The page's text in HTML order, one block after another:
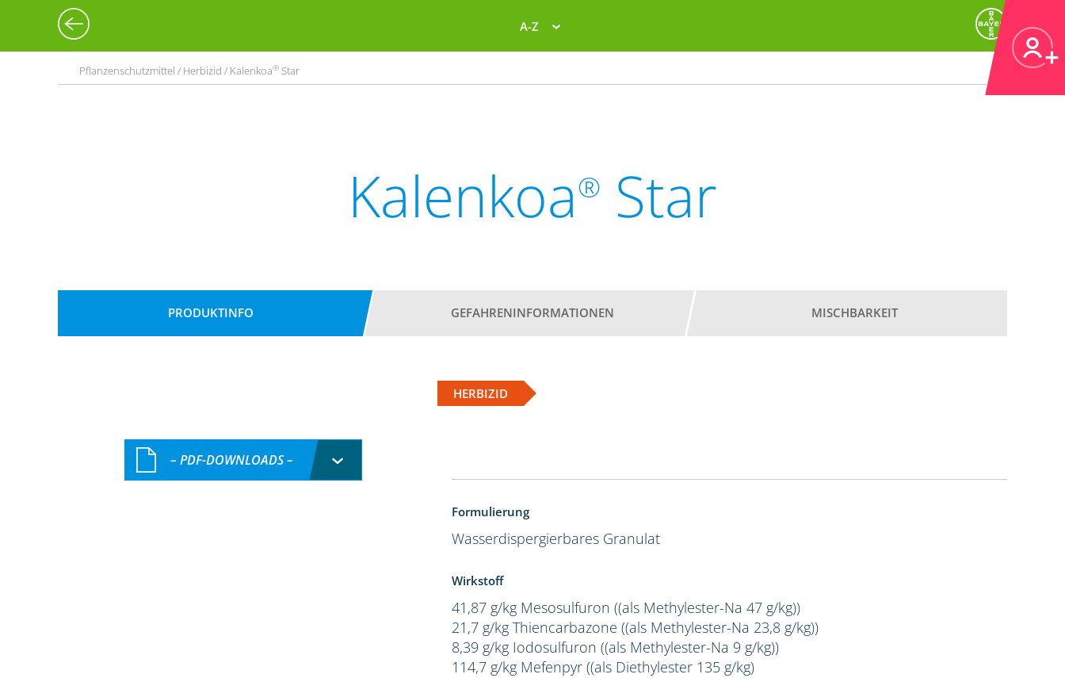
A-Z
Pflanzenschutzmittel / Herbizid / Kalenkoa® Star
Kalenkoa® Star
PRODUKTINFO GEFAHRENINFORMATIONEN MISCHBARKEIT
HERBIZID
– PDF-DOWNLOADS –
Formulierung
Wasserdispergierbares Granulat
Wirkstoff
41,87 g/kg Mesosulfuron ((als Methylester-Na 47 g/kg))
21,7 g/kg Thiencarbazone ((als Methylester-Na 23,8 g/kg))
8,39 g/kg Iodosulfuron ((als Methylester-Na 9 g/kg))
114,7 g/kg Mefenpyr ((als Diethylester 135 g/kg)